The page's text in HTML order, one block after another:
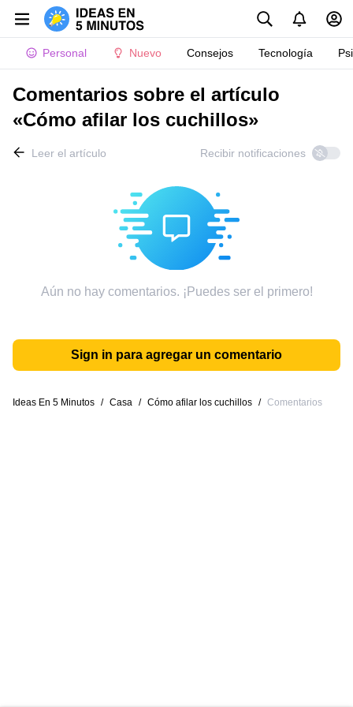
Personal Nuevo Consejos Tecnología
Comentarios sobre el artículo
«Cómo afilar los cuchillos»
Leer el artículo Recibir notificaciones
Aún no hay comentarios. ¡Puedes ser el primero!
Sign in para agregar un comentario
Ideas En 5 Minutos / Casa / Cómo afilar los cuchillos / Comentarios